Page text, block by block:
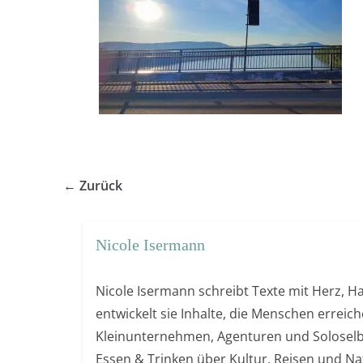
← Zurück
Nicole Isermann
Nicole Isermann schreibt Texte mit Herz,
entwickelt sie Inhalte, die Menschen
Kleinunternehmen, Agenturen und
Essen & Trinken über Kultur, Reisen und